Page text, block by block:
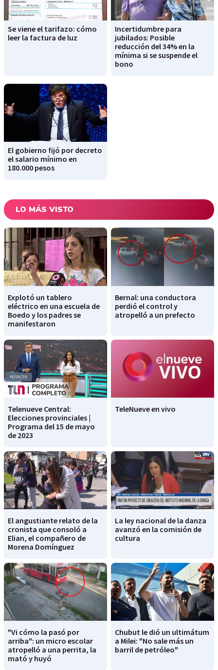
Se viene el tarifazo: cómo
leer la factura de luz
Incertidumbre para
jubilados: Posible
reducción del 34% en la
mínima si se suspende el
bono
El gobierno fijó por decreto
el salario mínimo en
180.000 pesos
LO MÁS VISTO
Explotó un tablero
eléctrico en una escuela de
Boedo y los padres se
manifestaron
Bernal: una conductora
perdió el control y
atropelló a un prefecto
Telenueve Central:
Elecciones provinciales |
Programa del 15 de mayo
de 2023
TeleNueve en vivo
El angustiante relato de la
cronista que consoló a
Elian, el compañero de
Morena Domínguez
La ley nacional de la danza
avanzó en la comisión de
cultura
"Vi cómo la pasó por
arriba": un micro escolar
atropelló a una perrita, la
mató y huyó
Chubut le dió un ultimátum
a Milei: "No sale más un
barril de petróleo"